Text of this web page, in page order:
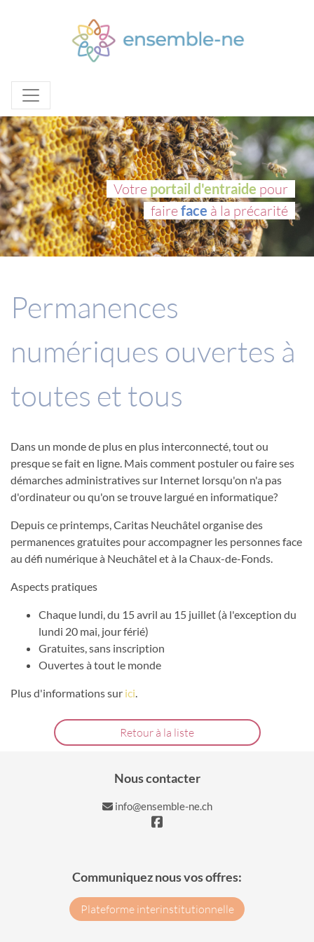
Votre portail d'entraide pour
faireface à la précarité
Permanences
numériques ouvertes à
toutes et tous
Dans un monde de plus en plus interconnecté, tout ou
presque se fait en ligne. Mais comment postuler ou faire ses
démarches administratives sur Internet lorsqu'on n'a pas
d'ordinateur ou qu'on se trouve largué en informatique?
Depuis ce printemps, Caritas Neuchâtel organise des
permanences gratuites pour accompagner les personnes face
au défi numérique à Neuchâtel et à la Chaux-de-Fonds.
Aspects pratiques
Chaque lundi, du 15 avril au 15 juillet (à l'exception du
lundi 20 mai, jour férié)
Gratuites, sans inscription
Ouvertes à tout le monde
Plus d'informations sur ici.
Retour à la liste
Nous contacter
info@ensemble-ne.ch
Communiquez nous vos offres:
Plateforme interinstitutionnelle